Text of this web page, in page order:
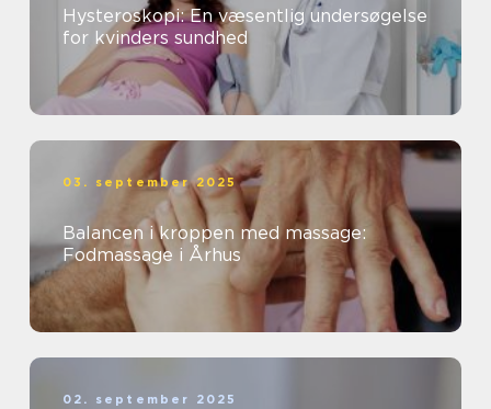
Hysteroskopi: En væsentlig undersøgelse
for kvinders sundhed
03. september 2025
Balancen i kroppen med massage:
Fodmassage i Århus
02. september 2025